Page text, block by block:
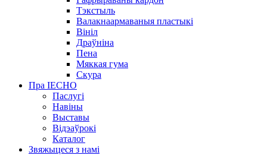
Тэкстыль
Валакнаармаваныя пластыкі
Вініл
Драўніна
Пена
Мяккая гума
Скура
Пра IECHO
Паслугі
Навіны
Выставы
Відэаўрокі
Каталог
Звяжыцеся з намі